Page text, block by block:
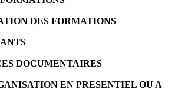
DES FORMATIONS
DOCUMENTAIRES
EN PRESENTIEL OU A